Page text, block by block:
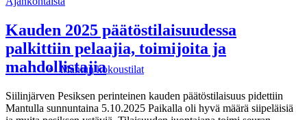
Mantun kokoustilat
Kauden 2025 päätöstilaisuudessa
palkittiin pelaajia, toimijoita ja
mahdollistajia
Siilinjärven Pesiksen perinteinen kauden päätöstilaisuus pidettiin
Mantulla sunnuntaina 5.10.2025 Paikalla oli hyvä määrä siipeläisiä